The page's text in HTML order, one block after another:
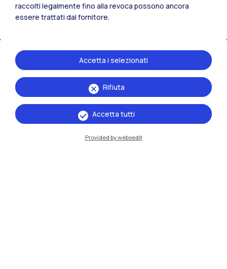
a 1 anno dal titolo
1°
Università in Italia
87°
raccolti legalmente fino alla revoca possono ancora
essere trattati dal fornitore.
Rifiuta
Accetta i selezionati
Accetta tutti
Provided by websedit